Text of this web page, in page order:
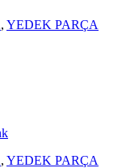
, YEDEK PARÇA
, YEDEK PARÇA